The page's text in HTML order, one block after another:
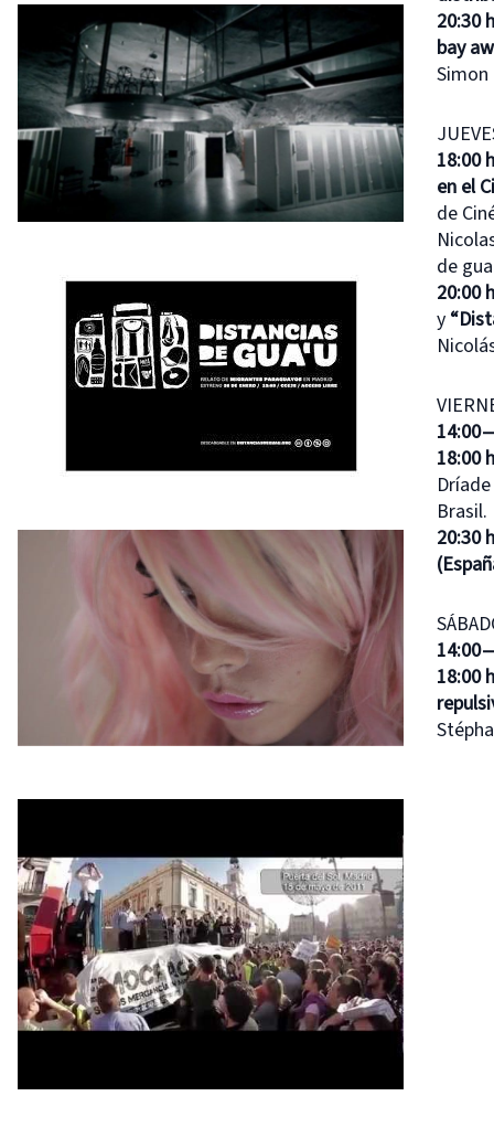
20:30
bay
Simon
18:00
en el
de
de
20:00
y
14:00
18:00
Brasil.
20:30
14:00
18:00